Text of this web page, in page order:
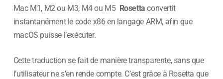
Mac M1, M2 ou M3, M4 ou M5 Rosetta convertit
instantanément le code x86 en langage ARM, afin que
macOS puisse l’exécuter.
Cette traduction se fait de manière transparente, sans que
l’utilisateur ne s’en rende compte. C’est grâce à Rosetta que